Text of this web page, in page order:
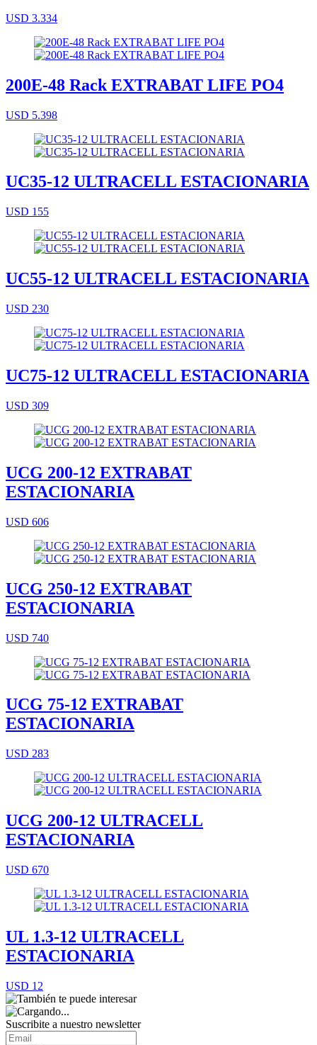
USD 3.334
200E-48 Rack EXTRABAT LIFE PO4
USD 5.398
UC35-12 ULTRACELL ESTACIONARIA
USD 155
UC55-12 ULTRACELL ESTACIONARIA
USD 230
UC75-12 ULTRACELL ESTACIONARIA
USD 309
UCG 200-12 EXTRABAT
ESTACIONARIA
USD 606
UCG 250-12 EXTRABAT
ESTACIONARIA
USD 740
UCG 75-12 EXTRABAT
ESTACIONARIA
USD 283
UCG 200-12 ULTRACELL
ESTACIONARIA
USD 670
UL 1.3-12 ULTRACELL
ESTACIONARIA
USD 12
Suscribite a nuestro newsletter